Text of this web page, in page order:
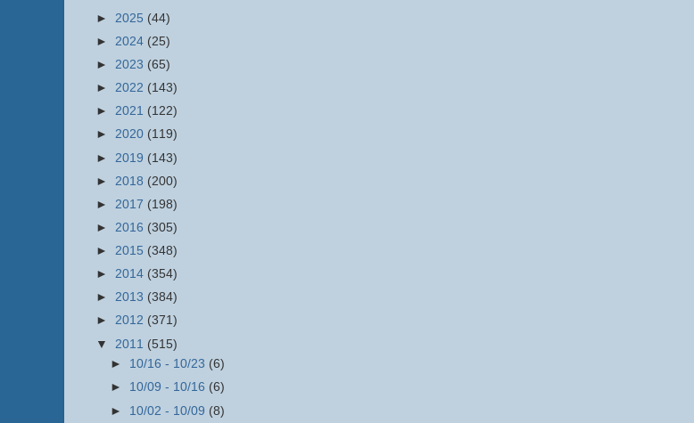
► 2025 (44)
► 2024 (25)
► 2023 (65)
► 2022 (143)
► 2021 (122)
► 2020 (119)
► 2019 (143)
► 2018 (200)
► 2017 (198)
► 2016 (305)
► 2015 (348)
► 2014 (354)
► 2013 (384)
► 2012 (371)
▼ 2011 (515)
► 10/16 - 10/23 (6)
► 10/09 - 10/16 (6)
► 10/02 - 10/09 (8)